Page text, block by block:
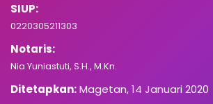
SIUP:
0220305211303
Notaris:
Nia Yuniastuti, S.H., M.Kn.
Ditetapkan:Magetan, 14 Januari 2020